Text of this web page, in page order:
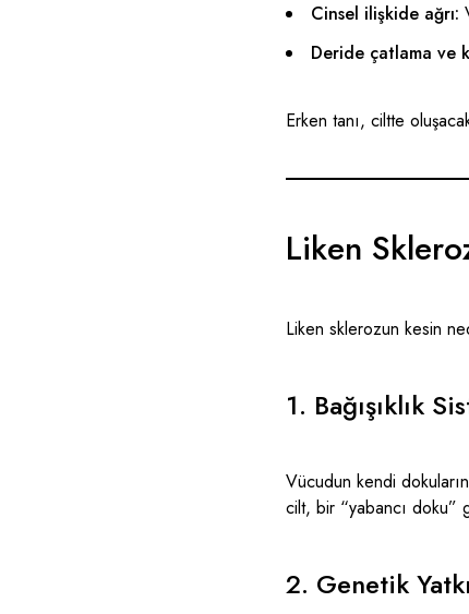
Cinsel ilişkide ağrı:
Deride çatlama ve
Erken tanı, ciltte
Liken
Liken sklerozun kesin
1. Bağışıklık
Vücudun kendi
cilt, bir “yabancı doku”
2. Genetik